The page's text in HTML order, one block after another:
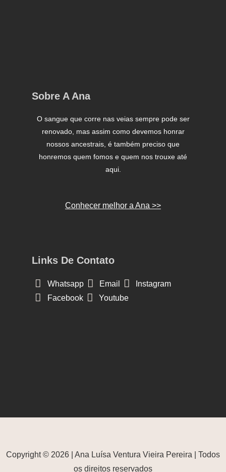
Sobre A Ana
O sangue que corre nas veias sempre pode ser
renovado, mas assim como devemos honrar
nossos ancestrais, é também preciso que
honremos quem fomos e quem nos trouxe até
aqui.
Conhecer melhor a Ana >>
Links De Contato
Whatsapp Email
Instagram
Facebook
Youtube
Copyright © 2026 | Ana Luísa Ventura Vieira Pereira | Todos
os direitos reservados